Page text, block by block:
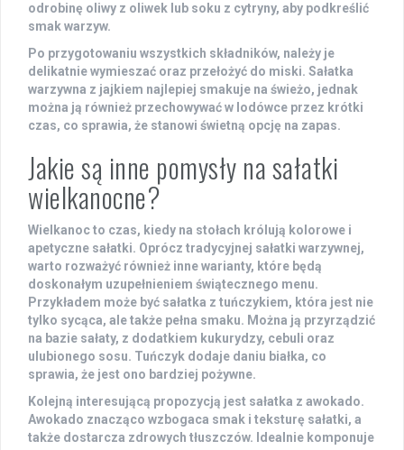
odrobinę oliwy z oliwek lub soku z cytryny, aby podkreślić
smak warzyw.
Po przygotowaniu wszystkich składników, należy je
delikatnie wymieszać oraz przełożyć do miski. Sałatka
warzywna z jajkiem najlepiej smakuje na świeżo, jednak
można ją również przechowywać w lodówce przez krótki
czas, co sprawia, że stanowi świetną opcję na zapas.
Jakie są inne pomysły na sałatki
wielkanocne?
Wielkanoc to czas, kiedy na stołach królują kolorowe i
apetyczne sałatki. Oprócz tradycyjnej sałatki warzywnej,
warto rozważyć również inne warianty, które będą
doskonałym uzupełnieniem świątecznego menu.
Przykładem może być sałatka z tuńczykiem, która jest nie
tylko sycąca, ale także pełna smaku. Można ją przyrządzić
na bazie sałaty, z dodatkiem kukurydzy, cebuli oraz
ulubionego sosu. Tuńczyk dodaje daniu białka, co
sprawia, że jest ono bardziej pożywne.
Kolejną interesującą propozycją jest sałatka z awokado.
Awokado znacząco wzbogaca smak i teksturę sałatki, a
także dostarcza zdrowych tłuszczów. Idealnie komponuje